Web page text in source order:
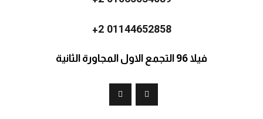
2 01144652858+
فيلا 96 التجمع الاول المجاورة الثانية